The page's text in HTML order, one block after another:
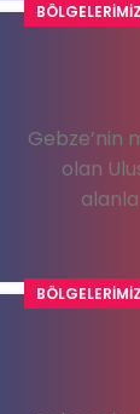
BÖLGELERIMIZ
Gebze’nin
olan
BÖLGELERIMIZ